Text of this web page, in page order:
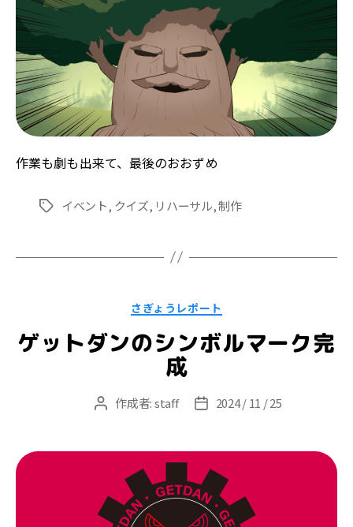
作業も劇も出来て、最後のおおずめ
タ
イベント, クイズ, リハーサル,制作
カ
テ
リ
ー
さぎょうレポート
ゲットダンのシンボルマーク完
成
投 作成者:staff
投 2024 / 11 / 25